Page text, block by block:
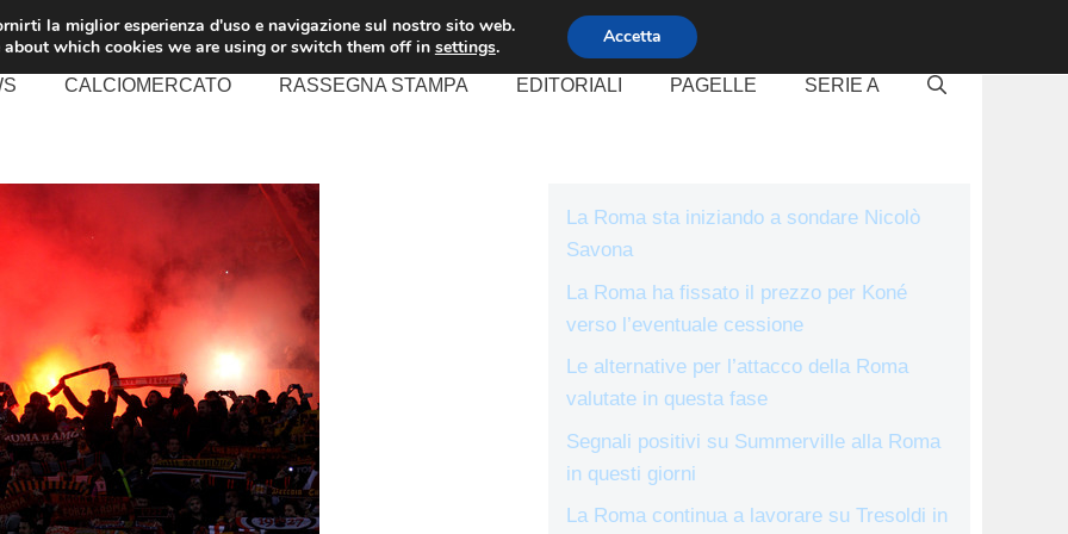
CALCIOMERCATO RASSEGNA STAMPA EDITORIALI PAGELLE SERIE A
La Roma sta iniziando a sondare Nicolò
Savona
La Roma ha fissato il prezzo per Koné
verso l’eventuale cessione
Le alternative per l’attacco della Roma
valutate in questa fase
Segnali positivi su Summerville alla Roma
in questi giorni
La Roma continua a lavorare su Tresoldi in
la miglior esperienza d'uso e navigazione sul nostro sito web.
about which cookies we are using or switch them off in settings. Accetta